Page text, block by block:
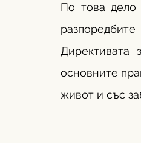
По това дело
Директивата
основните
живот и със